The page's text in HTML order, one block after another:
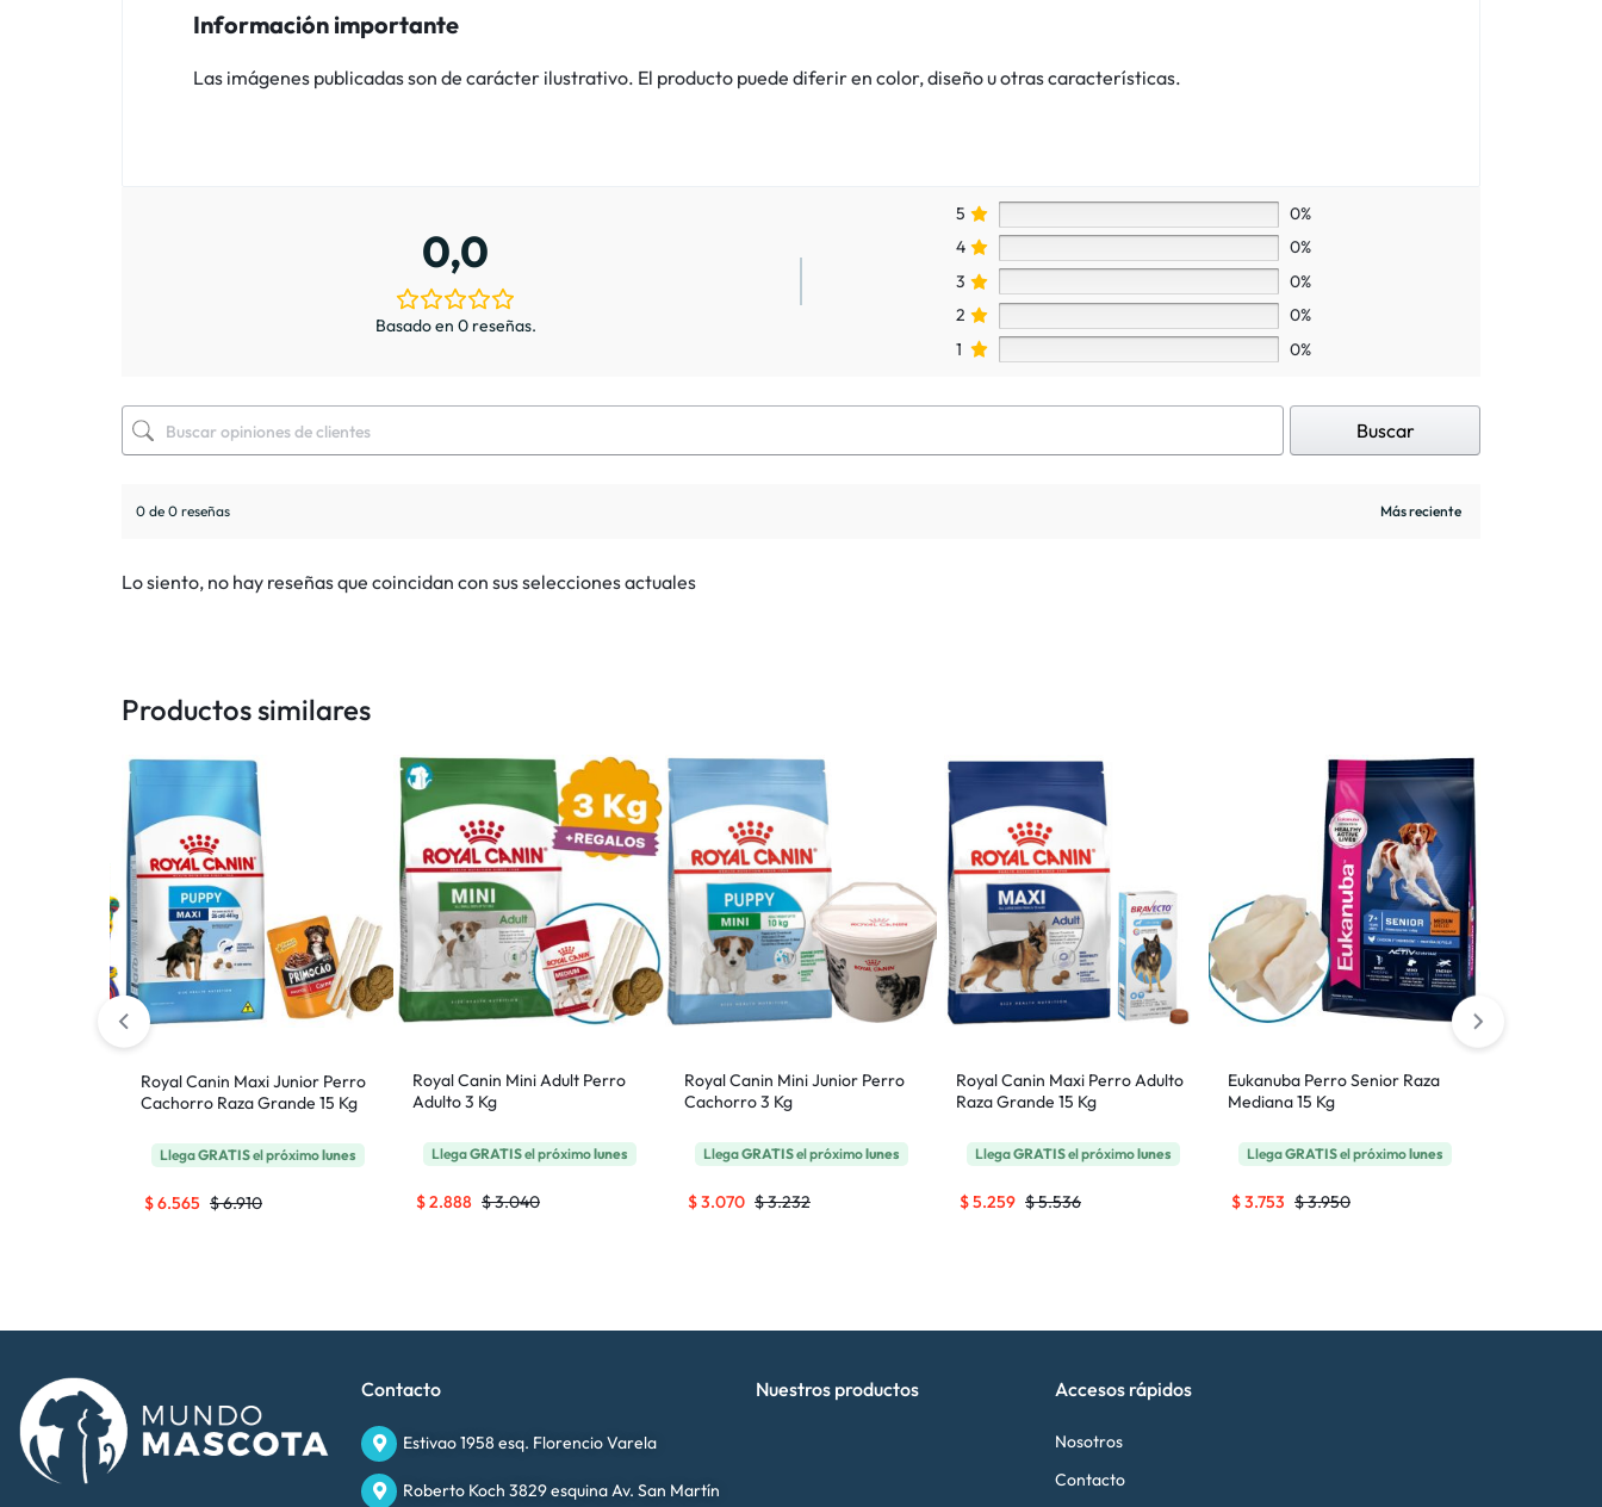
Información importante
Las imágenes publicadas son de carácter ilustrativo. El producto puede diferir en color, diseño u otras características.
0,0
Basado en 0 reseñas.
5
0%
4
0%
3
0%
2
0%
1
0%
Buscar
0 de 0 reseñas
Lo siento, no hay reseñas que coincidan con sus selecciones actuales
Productos similares
Royal Canin Maxi Junior Perro
Cachorro Raza Grande 15 Kg
LlegaGRATISel próximolunes
$6.910
$6.565
Royal Canin Mini Adult Perro
Adulto 3 Kg
LlegaGRATISel próximolunes
$3.040
$2.888
Royal Canin Mini Junior Perro
Cachorro 3 Kg
LlegaGRATISel próximolunes
$3.232
$3.070
Royal Canin Maxi Perro Adulto
Raza Grande 15 Kg
LlegaGRATISel próximolunes
$5.536
$5.259
Eukanuba Perro Senior Raza
Mediana 15 Kg
LlegaGRATISel próximolunes
$3.950
$3.753
Contacto
Estivao 1958 esq. Florencio Varela
Roberto Koch 3829 esquina Av. San Martín
Nuestros productos Accesos rápidos
Nosotros
Contacto